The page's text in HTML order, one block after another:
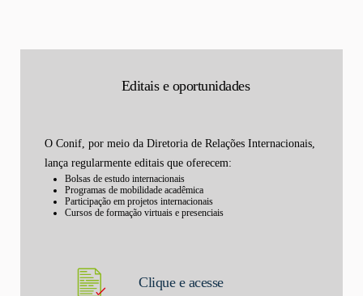
Editais e oportunidades
O Conif, por meio da Diretoria de Relações Internacionais,
lança regularmente editais que oferecem:
Bolsas de estudo internacionais
Programas de mobilidade acadêmica
Participação em projetos internacionais
Cursos de formação virtuais e presenciais
Clique e acesse